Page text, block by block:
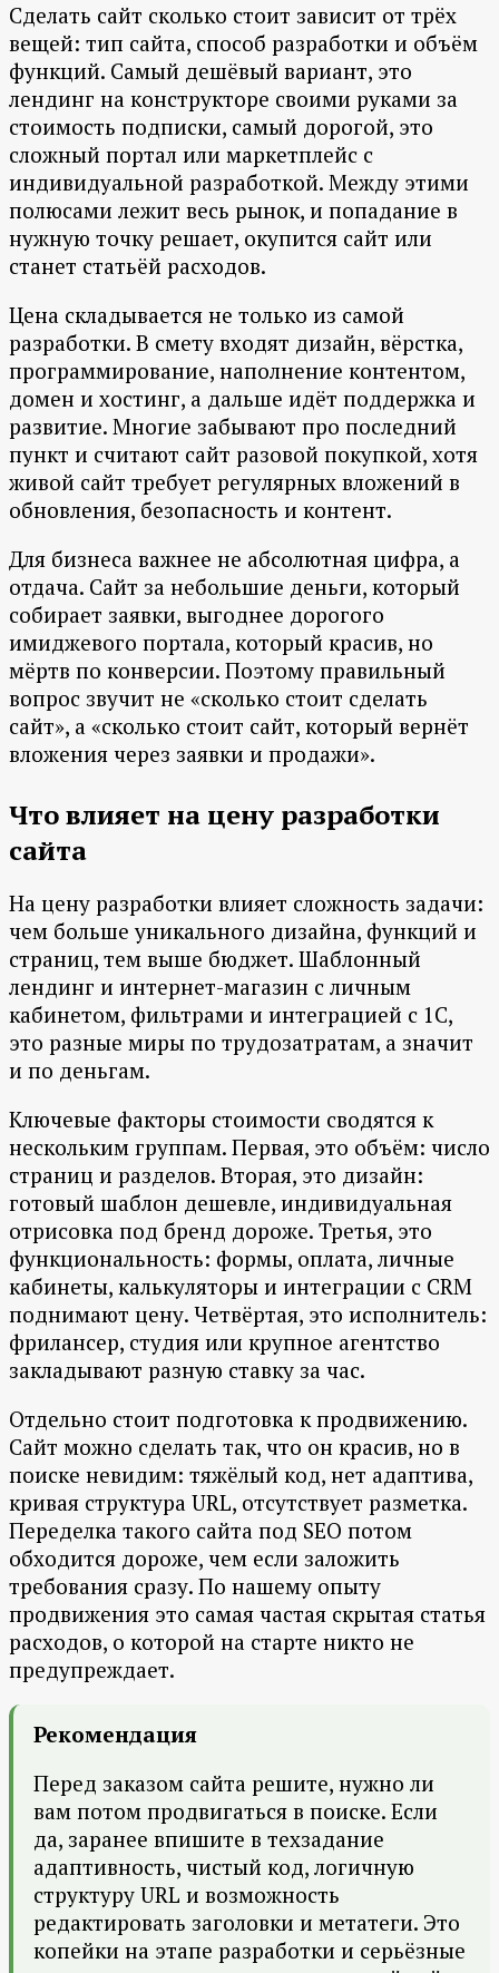
Сделать сайт сколько стоит зависит от трёх
вещей: тип сайта, способ разработки и объём
функций. Самый дешёвый вариант, это
лендинг на конструкторе своими руками за
стоимость подписки, самый дорогой, это
сложный портал или маркетплейс с
индивидуальной разработкой. Между этими
полюсами лежит весь рынок, и попадание в
нужную точку решает, окупится сайт или
станет статьёй расходов.
Цена складывается не только из самой
разработки. В смету входят дизайн, вёрстка,
программирование, наполнение контентом,
домен и хостинг, а дальше идёт поддержка и
развитие. Многие забывают про последний
пункт и считают сайт разовой покупкой, хотя
живой сайт требует регулярных вложений в
обновления, безопасность и контент.
Для бизнеса важнее не абсолютная цифра, а
отдача. Сайт за небольшие деньги, который
собирает заявки, выгоднее дорогого
имиджевого портала, который красив, но
мёртв по конверсии. Поэтому правильный
вопрос звучит не «сколько стоит сделать
сайт», а «сколько стоит сайт, который вернёт
вложения через заявки и продажи».
Что влияет на цену разработки
сайта
На цену разработки влияет сложность задачи:
чем больше уникального дизайна, функций и
страниц, тем выше бюджет. Шаблонный
лендинг и интернет-магазин с личным
кабинетом, фильтрами и интеграцией с 1С,
это разные миры по трудозатратам, а значит
и по деньгам.
Ключевые факторы стоимости сводятся к
нескольким группам. Первая, это объём: число
страниц и разделов. Вторая, это дизайн:
готовый шаблон дешевле, индивидуальная
отрисовка под бренд дороже. Третья, это
функциональность: формы, оплата, личные
кабинеты, калькуляторы и интеграции с CRM
поднимают цену. Четвёртая, это исполнитель:
фрилансер, студия или крупное агентство
закладывают разную ставку за час.
Отдельно стоит подготовка к продвижению.
Сайт можно сделать так, что он красив, но в
поиске невидим: тяжёлый код, нет адаптива,
кривая структура URL, отсутствует разметка.
Переделка такого сайта под SEO потом
обходится дороже, чем если заложить
требования сразу. По нашему опыту
продвижения это самая частая скрытая статья
расходов, о которой на старте никто не
предупреждает.
Рекомендация
Перед заказом сайта решите, нужно ли
вам потом продвигаться в поиске. Если
да, заранее впишите в техзадание
адаптивность, чистый код, логичную
структуру URL и возможность
редактировать заголовки и метатеги. Это
копейки на этапе разработки и серьёзные